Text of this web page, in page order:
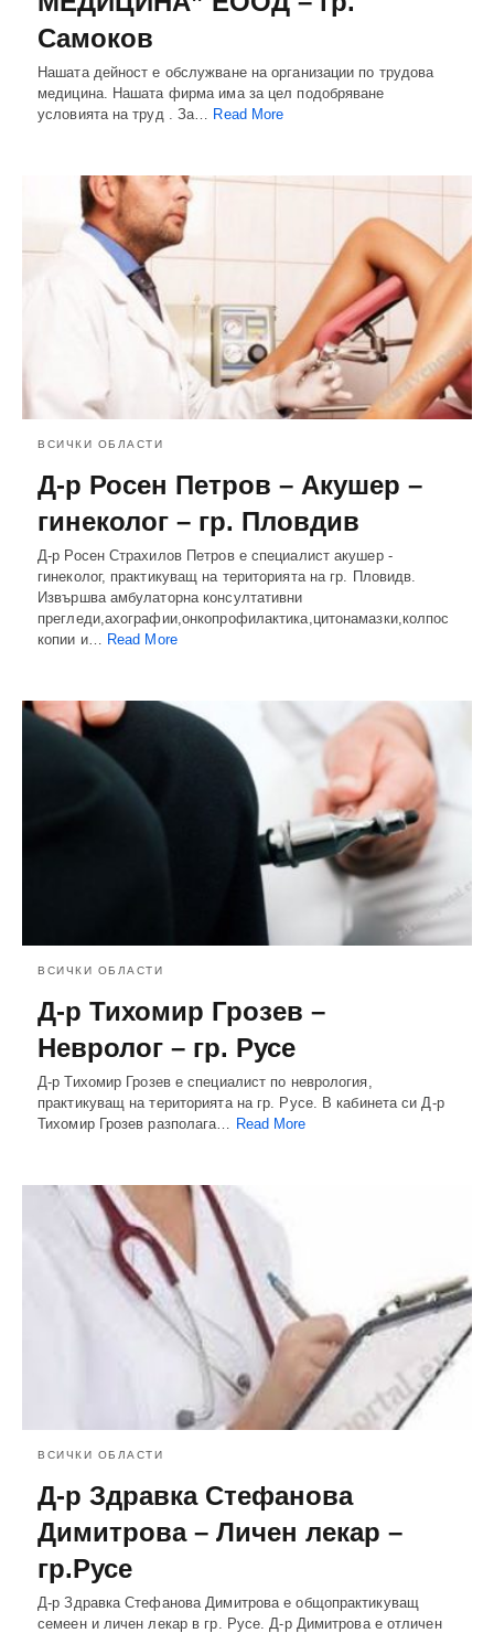
Самоков
Нашата дейност е обслужване на организации по трудова
медицина. Нашата фирма има за цел подобряване
условията на труд . За…
Read More
ВСИЧКИ ОБЛАСТИ
Д-р Росен Петров – Акушер –
гинеколог – гр. Пловдив
Д-р Росен Страхилов Петров е специалист акушер -
гинеколог, практикуващ на територията на гр. Пловидв.
Извършва амбулаторна консултативни
прегледи,ахографии,онкопрофилактика,цитонамазки,колпос
копии и… Read More
ВСИЧКИ ОБЛАСТИ
Д-р Тихомир Грозев –
Невролог – гр. Русе
Д-р Тихомир Грозев е специалист по неврология,
практикуващ на територията на гр. Русе. В кабинета си Д-р
Тихомир Грозев разполага… Read More
ВСИЧКИ ОБЛАСТИ
Д-р Здравка Стефанова
Димитрова – Личен лекар –
гр.Русе
Д-р Здравка Стефанова Димитрова е общопрактикуващ
семеен и личен лекар в гр. Русе. Д-р Димитрова е отличен